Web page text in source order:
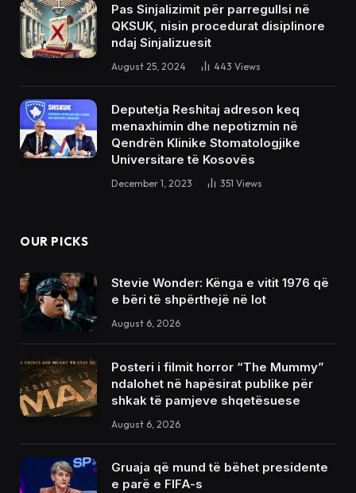
Pas Sinjalizimit për parregullsi në
QKSUK, nisin procedurat disiplinore
ndaj Sinjalizuesit
August 25, 2024 443 Views
Deputetja Reshitaj adreson keq
menaxhimin dhe nepotizmin në
Qendrën Klinike Stomatologjike
Universitare të Kosovës
December 1, 2023 351 Views
OUR PICKS
Stevie Wonder: Kënga e vitit 1976 që
e bëri të shpërthejë në lot
August 6, 2026
Posteri i filmit horror “The Mummy”
ndalohet në hapësirat publike për
shkak të pamjeve shqetësuese
August 6, 2026
Gruaja që mund të bëhet presidente
e parë e FIFA-s